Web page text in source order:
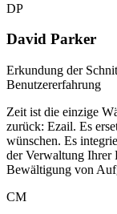
DP
David Parker
Erkundung der
Benutzererfahrung
Zeit ist die einzige
zurück: Ezail. Es
wünschen. Es
der Verwaltung Ihrer
Bewältigung von
CM